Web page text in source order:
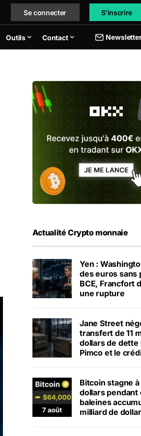
Se connecter S'inscrire
Outils Contact
Actualité Crypto monnaie
Yen :
des euros sans
BCE, Francfort
une rupture
Jane Street
transfert de 11
dollars de dette
Pimco et le
Bitcoin stagne
dollars pendant
baleines
milliard de